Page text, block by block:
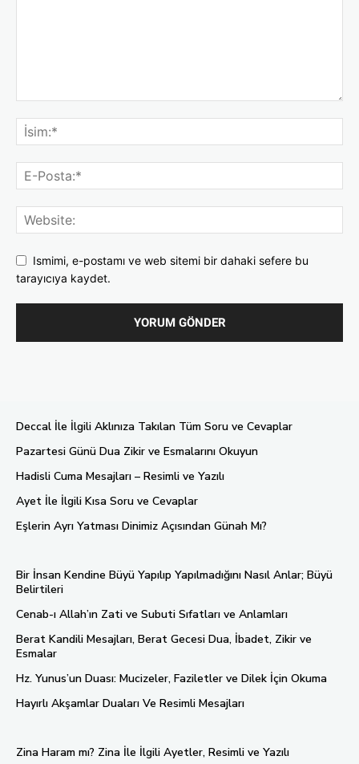
Ismimi, e-postamı ve web sitemi bir dahaki sefere bu
tarayıcıya kaydet.
Deccal İle İlgili Aklınıza Takılan Tüm Soru ve Cevaplar
Pazartesi Günü Dua Zikir ve Esmalarını Okuyun
Hadisli Cuma Mesajları – Resimli ve Yazılı
Ayet İle İlgili Kısa Soru ve Cevaplar
Eşlerin Ayrı Yatması Dinimiz Açısından Günah Mı?
Bir İnsan Kendine Büyü Yapılıp Yapılmadığını Nasıl Anlar; Büyü
Belirtileri
Cenab-ı Allah’ın Zati ve Subuti Sıfatları ve Anlamları
Berat Kandili Mesajları, Berat Gecesi Dua, İbadet, Zikir ve
Esmalar
Hz. Yunus’un Duası: Mucizeler, Faziletler ve Dilek İçin Okuma
Hayırlı Akşamlar Duaları Ve Resimli Mesajları
Zina Haram mı? Zina İle İlgili Ayetler, Resimli ve Yazılı